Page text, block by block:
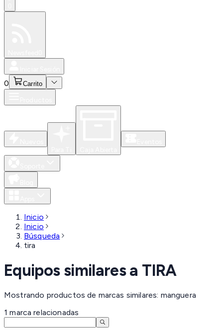
0 Carrito
Inicio
Inicio
Búsqueda
tira
Equipos similares a TIRA
Mostrando productos de marcas similares: manguera
1 marca relacionadas